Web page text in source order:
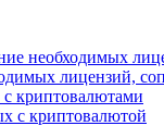
необходимых
лицензий,
с криптовалютами
с криптовалютой